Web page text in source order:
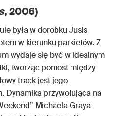
, 2006)
była w dorobku Jusis
w kierunku parkietów. Z
wydaje się być w idealnym
tworząc pomost między
track jest jego
Dynamika przywołująca na
Michaela Graya